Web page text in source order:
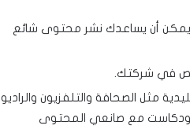
يمكن أن يساعدك نشر محتوى شائع
في شركتك.
مثل الصحافة والتلفزيون والراديو
مع صانعي المحتوى